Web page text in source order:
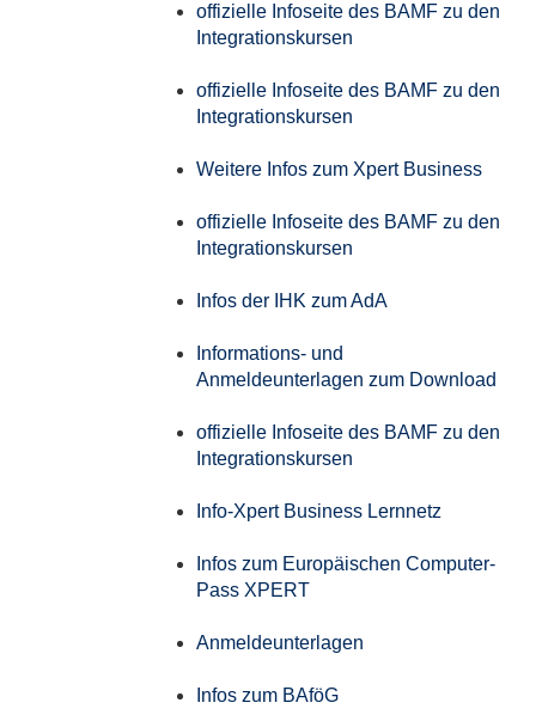
offizielle Infoseite des BAMF zu den
Integrationskursen
offizielle Infoseite des BAMF zu den
Integrationskursen
Weitere Infos zum Xpert Business
offizielle Infoseite des BAMF zu den
Integrationskursen
Infos der IHK zum AdA
Informations- und
Anmeldeunterlagen zum Download
offizielle Infoseite des BAMF zu den
Integrationskursen
Info-Xpert Business Lernnetz
Infos zum Europäischen Computer-
Pass XPERT
Anmeldeunterlagen
Infos zum BAföG